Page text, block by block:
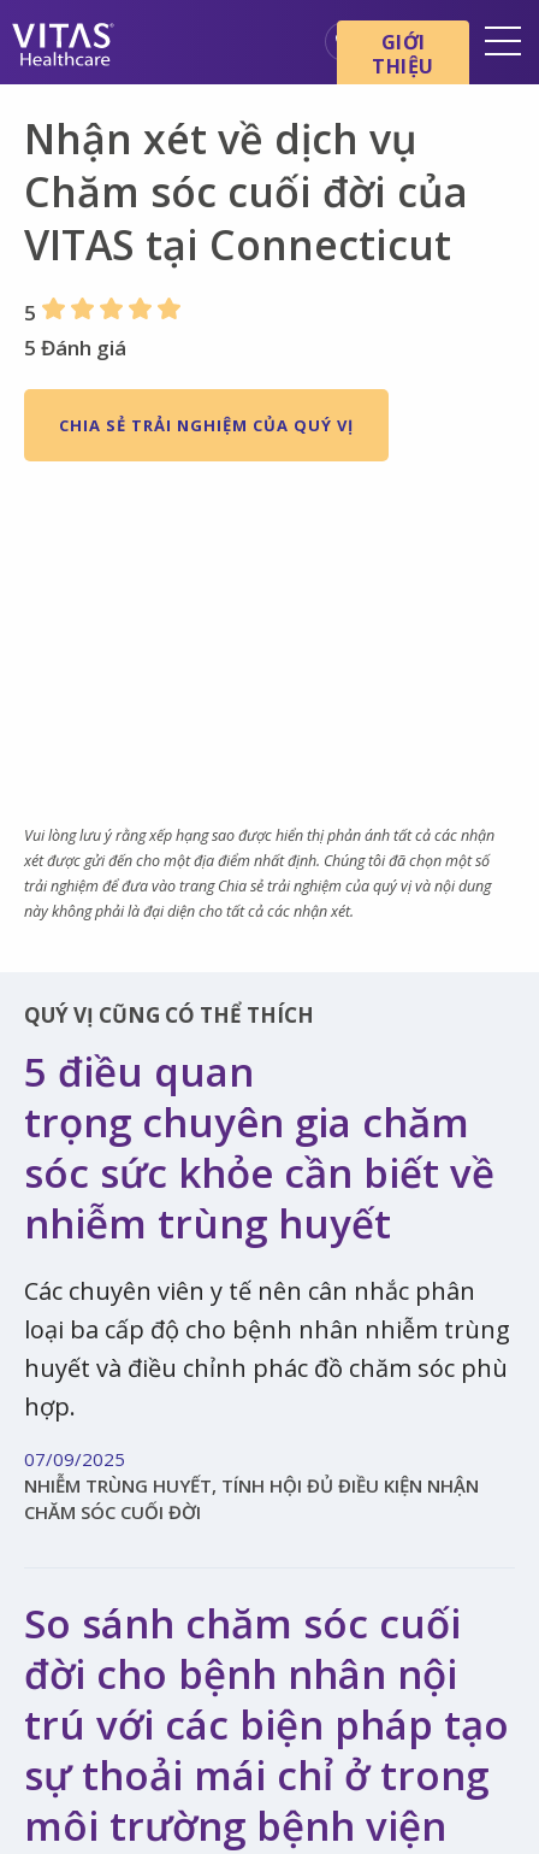
Cơ bản về chăm sóc cuối đời
Dịch vụ
Chuyên gia chăm sóc sức
khỏe
Gia đình và người chăm sóc
GIỚI
THIỆU
Nhận xét về dịch vụ
Chăm sóc cuối đời của
VITAS tại Connecticut
5
5 Đánh giá
CHIA SẺ TRẢI NGHIỆM CỦA QUÝ VỊ
Vui lòng lưu ý rằng xếp hạng sao được hiển thị phản ánh tất cả các nhận
xét được gửi đến cho một địa điểm nhất định. Chúng tôi đã chọn một số
trải nghiệm để đưa vào trang Chia sẻ trải nghiệm của quý vị và nội dung
này không phải là đại diện cho tất cả các nhận xét.
QUÝ VỊ CŨNG CÓ THỂ THÍCH
5 điều quan
trọng chuyên gia chăm
sóc sức khỏe cần biết về
nhiễm trùng huyết
Các chuyên viên y tế nên cân nhắc phân
loại ba cấp độ cho bệnh nhân nhiễm trùng
huyết và điều chỉnh phác đồ chăm sóc phù
hợp.
07/09/2025
NHIỄM TRÙNG HUYẾT, TÍNH HỘI ĐỦ ĐIỀU KIỆN NHẬN
CHĂM SÓC CUỐI ĐỜI
So sánh chăm sóc cuối
đời cho bệnh nhân nội
trú với các biện pháp tạo
sự thoải mái chỉ ở trong
môi trường bệnh viện